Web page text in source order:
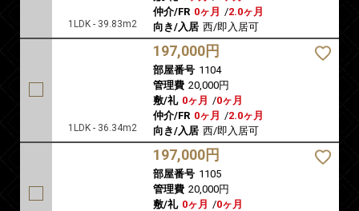
1LDK - 39.83m2
仲介/FR 0ヶ月 /2.0ヶ月
向き/入居 西/即入居可
1LDK - 36.34m2
197,000円
部屋番号 1104
管理費 20,000円
敷/礼 0ヶ月 /0ヶ月
仲介/FR 0ヶ月 /2.0ヶ月
向き/入居 西/即入居可
197,000円
部屋番号 1105
管理費 20,000円
敷/礼 0ヶ月 /0ヶ月